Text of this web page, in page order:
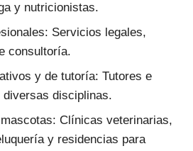
y nutricionistas.
Servicios legales,
consultoría.
y de tutoría: Tutores e
disciplinas.
Clínicas veterinarias,
y residencias para